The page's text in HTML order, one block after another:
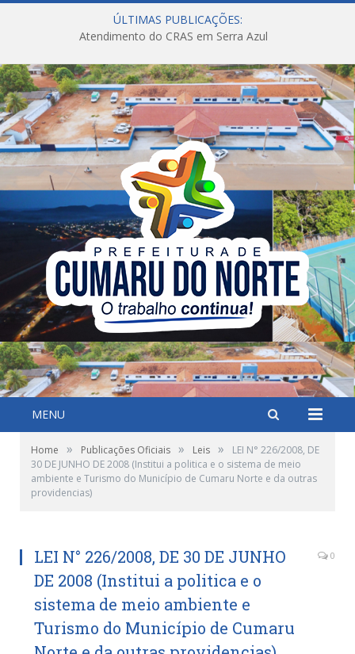
ÚLTIMAS PUBLICAÇÕES:
Atendimento do CRAS em Serra Azul
MENU
Home » Publicações Oficiais » Leis »
LEI N° 226/2008, DE
30 DE JUNHO DE 2008 (Institui a politica e o sistema de meio
ambiente e Turismo do Município de Cumaru Norte e da outras
providencias)
LEI N° 226/2008, DE 30 DE JUNHO
DE 2008 (Institui a politica e o
sistema de meio ambiente e
Turismo do Município de Cumaru
0